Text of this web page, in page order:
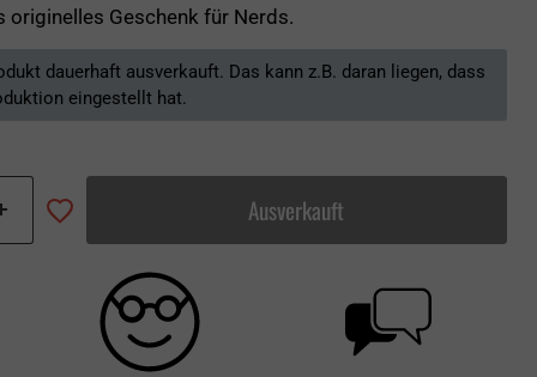
originelles Geschenk für Nerds.
dauerhaft ausverkauft. Das kann z.B. daran liegen, dass
eingestellt hat.
Ausverkauft